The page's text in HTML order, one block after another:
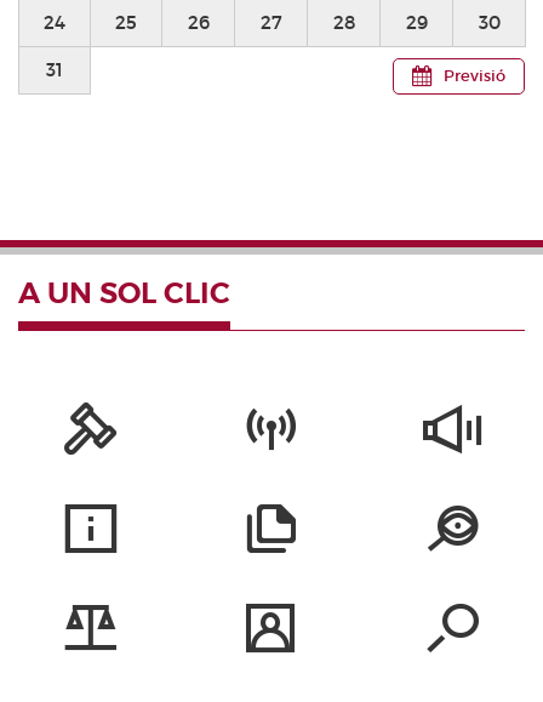
Previsió
24 25 26 27 28 29 30
31
A UN SOL CLIC